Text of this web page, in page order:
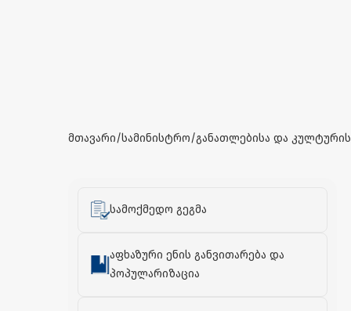
მთავარი/სამინისტრო/განათლებისა და
სამოქმედო გეგმა
აფხაზური ენის განვითარება და
პოპულარიზაცია